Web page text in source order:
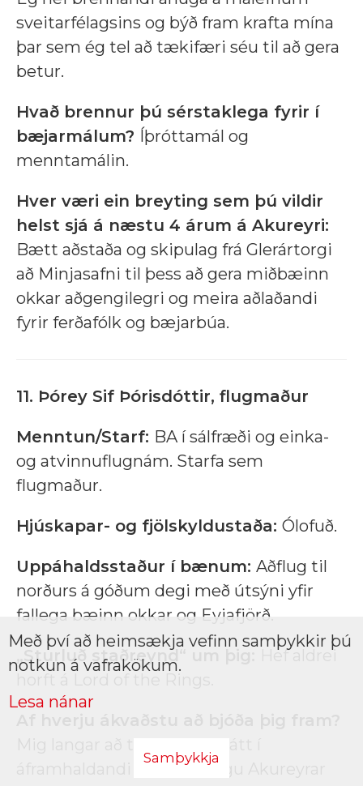
sveitarfélagsins og býð fram krafta mína
þar sem ég tel að tækifæri séu til að gera
betur.
Hvað brennur þú sérstaklega fyrir í
bæjarmálum? Íþróttamál og
menntamálin.
Hver væri ein breyting sem þú vildir
helst sjá á næstu 4 árum á Akureyri:
Bætt aðstaða og skipulag frá Glerártorgi
að Minjasafni til þess að gera miðbæinn
okkar aðgengilegri og meira aðlaðandi
fyrir ferðafólk og bæjarbúa.
11. Þórey Sif Þórisdóttir, flugmaður
Menntun/Starf: BA í sálfræði og einka-
og atvinnuflugnám. Starfa sem
flugmaður.
Hjúskapar- og fjölskyldustaða: Ólofuð.
Uppáhaldsstaður í bænum: Aðflug til
norðurs á góðum degi með útsýni yfir
fallega bæinn okkar og Eyjafjörð.
„Sturluð staðreynd“ um þig:
Hef aldrei
áframhaldandi uppbyggingu Akureyrar
Með því að heimsækja vefinn samþykkir þú
notkun á vafrakökum.
Lesa nánar
Samþykkja